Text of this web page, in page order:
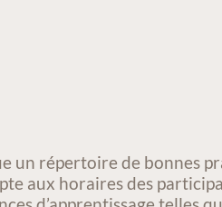
un répertoire de bonnes
aux horaires des